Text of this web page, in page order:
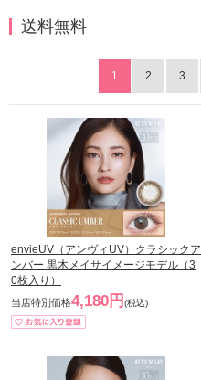
送料無料
1 2 3
envieUV（アンヴィUV）クラシックア
ンバー 黒木メイサイメージモデル（3
0枚入り）
当店特別価格4,180円 (税込)